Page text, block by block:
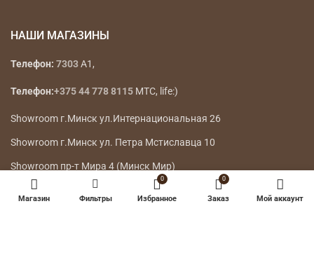
НАШИ МАГАЗИНЫ
Телефон: 7303A1,
Телефон:+375 44 778 8115 МТС, life:)
Showroom г.Минск ул.Интернациональная 26
Showroom г.Минск ул. Петра Мстиславца 10
Showroom пр-т Мира 4 (Минск Мир)
ТЦ GrenCity г.Минск ул. Притыцкого, 156
Магазин Фильтры
0
Избранное
0
Заказ Мой аккаунт